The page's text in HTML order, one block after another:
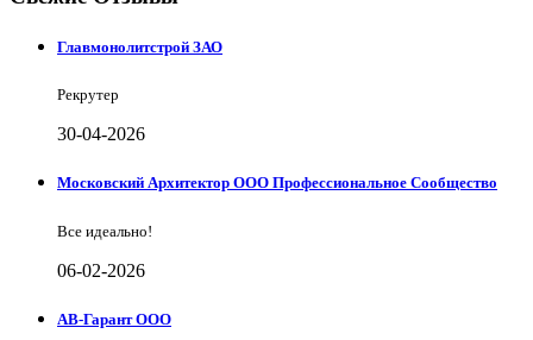
Главмонолитстрой ЗАО
Рекрутер
30-04-2026
Московский Архитектор ООО Профессиональное Сообщество
Все идеально!
06-02-2026
АВ-Гарант ООО